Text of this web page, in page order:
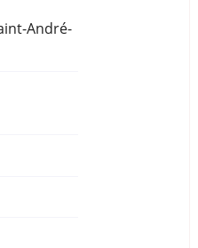
André-